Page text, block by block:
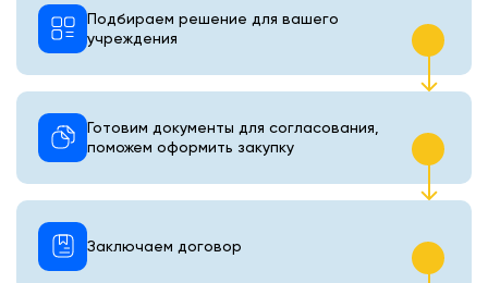
Подбираем решение для вашего
учреждения
Готовим документы для согласования,
поможем оформить закупку
Заключаем договор